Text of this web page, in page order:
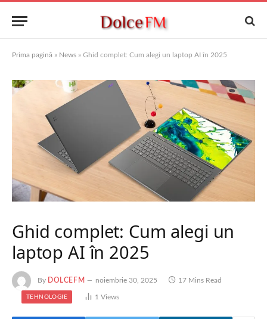
Prima pagină » News » Ghid complet: Cum alegi un laptop AI în 2025
Ghid complet: Cum alegi un
laptop AI în 2025
By DOLCEFM noiembrie 30, 2025 17 Mins Read
TEHNOLOGIE 1 Views